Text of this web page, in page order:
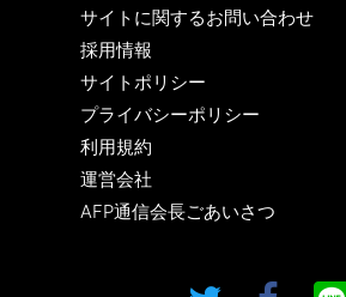
サイトに関するお問い合わせ
採用情報
サイトポリシー
プライバシーポリシー
利用規約
運営会社
AFP通信会長ごあいさつ